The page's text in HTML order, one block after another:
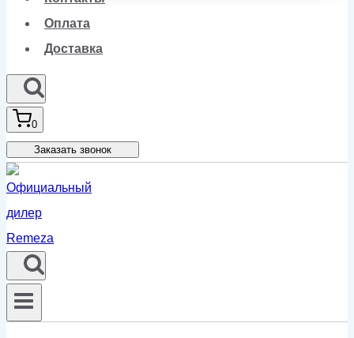
Оплата
Доставка
0
Заказать звонок